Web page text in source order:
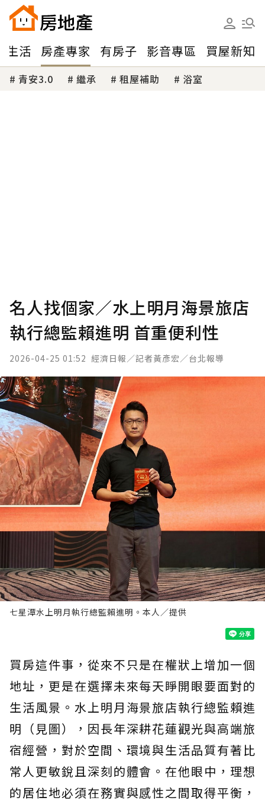
生活 房產專家 有房子 影音專區 買屋新知
青安3.0 繼承 租屋補助 浴室
名人找個家／水上明月海景旅店
執行總監賴進明 首重便利性
2026-04-25 01:52 經濟日報／記者黃彥宏／台北報導
七星潭水上明月執行總監賴進明。本人／提供
買房這件事，從來不只是在權狀上增加一個
地址，更是在選擇未來每天睜開眼要面對的
生活風景。水上明月海景旅店執行總監賴進
明（見圖），因長年深耕花蓮觀光與高端旅
宿經營，對於空間、環境與生活品質有著比
常人更敏銳且深刻的體會。在他眼中，理想
的居住地必須在務實與感性之間取得平衡，